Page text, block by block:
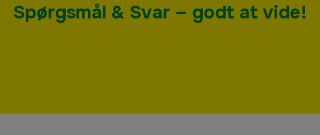
Spørgsmål & Svar – godt at vide!